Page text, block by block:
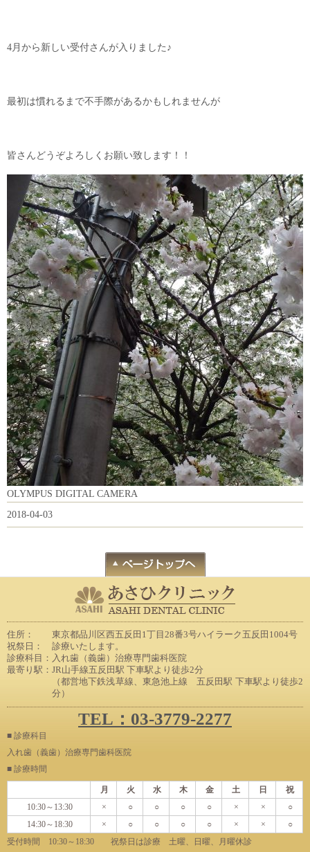
4月から新しい受付さんが入りました♪
最初は慣れるまで不手際があるかもしれませんが
皆さんどうぞよろしくお願い致します！！
OLYMPUS DIGITAL CAMERA
2018-04-03
住所：
東京都品川区西五反田1丁目28番3号ハイラーク五反田1004号
祝祭日：
診療いたします。
診療科目： 入れ歯（義歯）治療専門歯科医院
最寄り駅： JR山手線五反田駅 下車駅より徒歩2分
（都営地下鉄浅草線、東急池上線 五反田駅 下車駅より徒歩2
分）
TEL：03-3779-2277
■ 診療科目
入れ歯（義歯）治療専門歯科医院
■ 診療時間
月 火 水 木 金 土 日
祝
10:30～13:30
× ○ ○ ○ ○ × ×
○
14:30～18:30
× ○ ○ ○ ○ × ×
○
受付時間 10:30～18:30 祝祭日は診療 土曜、日曜、月曜休診